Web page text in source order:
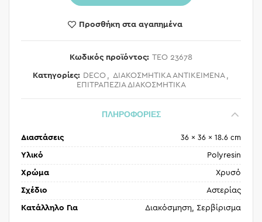
Προσθήκη στα αγαπημένα
Κωδικός προϊόντος: TEO 23678
Κατηγορίες: DECO , ΔΙΑΚΟΣΜΗΤΙΚΑ ΑΝΤΙΚΕΙΜΕΝΑ ,
ΕΠΙΤΡΑΠΕΖΙΑ ΔΙΑΚΟΣΜΗΤΙΚΑ
ΠΛΗΡΟΦΟΡΙΕΣ
Διαστάσεις 36 × 36 × 18.6 cm
Υλικό Polyresin
Χρώμα Χρυσό
Σχέδιο Αστερίας
Κατάλληλο Για Διακόσμηση, Σερβίρισμα